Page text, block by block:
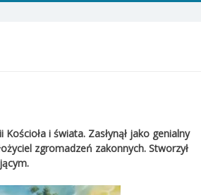
i świata. Zasłynął jako genialny
zgromadzeń zakonnych. Stworzył